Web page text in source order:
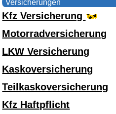
Versicherungen
Kfz Versicherung
Motorradversicherung
LKW Versicherung
Kaskoversicherung
Teilkaskoversicherung
Kfz Haftpflicht